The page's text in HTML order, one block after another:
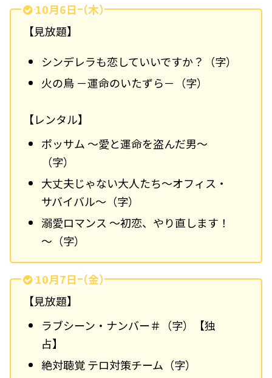
10月6日（木）
【見放題】
シンデレラも恋していいですか？（字）
火の鳥 －運命のいたずら－（字）
【レンタル】
ポッサム ～愛と運命を盗んだ男～
（字）
大丈夫じゃない大人たち～オフィス・
サバイバル～（字）
溺愛ロマンス ～初恋、やり直します！
～（字）
10月7日（金）
【見放題】
ラブシーン・ナンバー＃（字）
【独
占】
絶対聴覚 テロ対策チーム（字）